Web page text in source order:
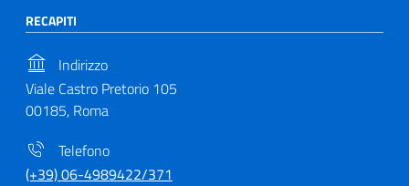
RECAPITI
Indirizzo
Viale Castro Pretorio 105
00185, Roma
Telefono
(+39) 06-4989422/371